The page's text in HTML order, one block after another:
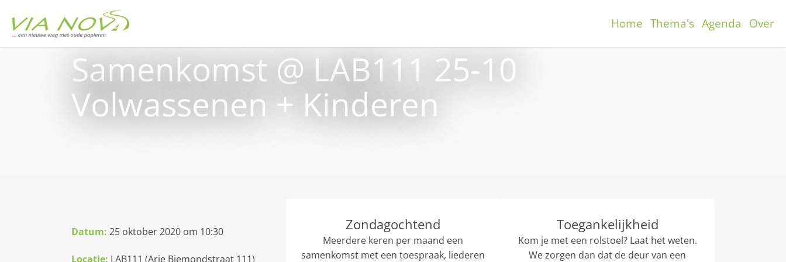
Home Thema's Agenda Over
Samenkomst @ LAB111 25-10
Volwassenen + Kinderen
Datum: 25 oktober 2020 om 10:30
Locatie: LAB111 (Arie Biemondstraat 111)
Zondagochtend
Meerdere keren per maand een
samenkomst met een toespraak, liederen
Toegankelijkheid
Kom je met een rolstoel? Laat het weten.
We zorgen dan dat de deur van een